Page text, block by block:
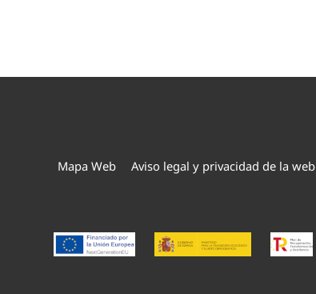
Mapa Web Aviso legal y privacidad de la web